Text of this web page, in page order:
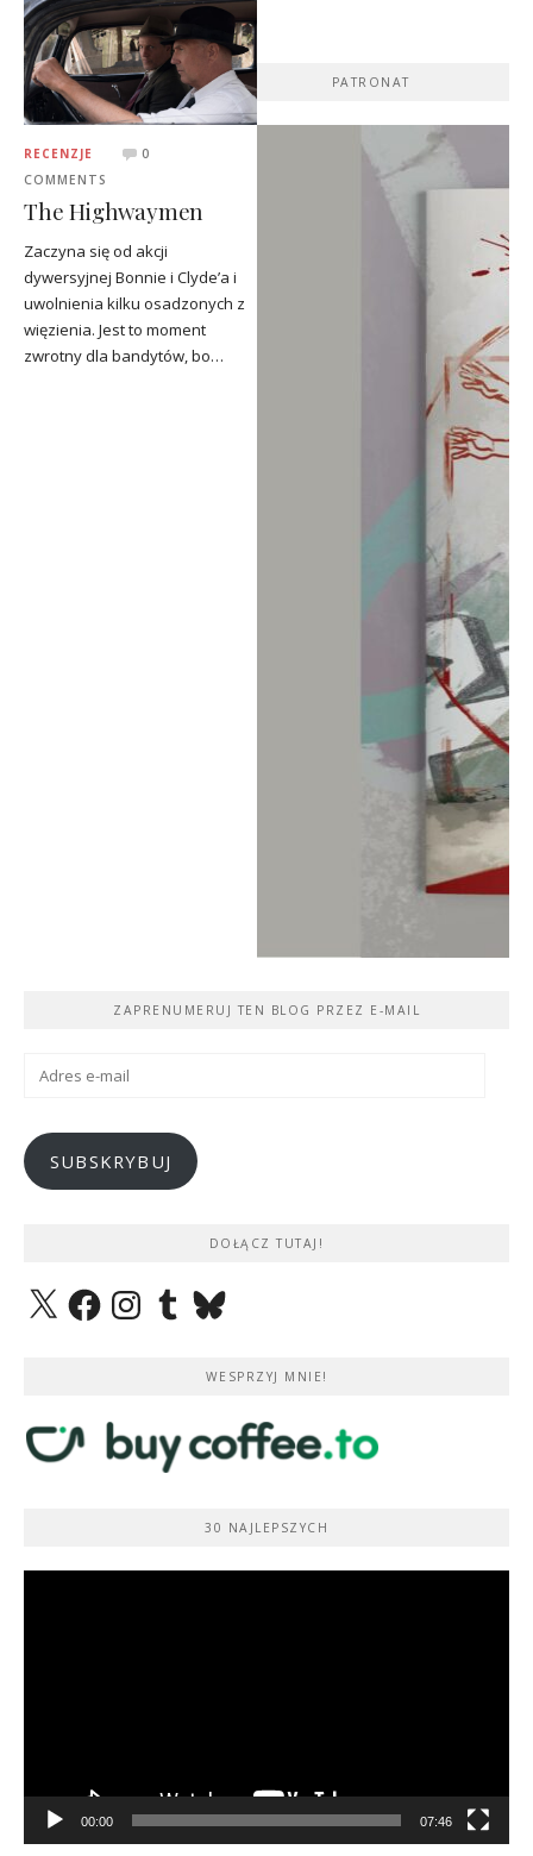
RECENZJE
0
COMMENTS
The Highwaymen
Zaczyna się od akcji
dywersyjnej Bonnie i Clyde’a i
uwolnienia kilku osadzonych z
więzienia. Jest to moment
zwrotny dla bandytów, bo…
PATRONAT
ZAPRENUMERUJ TEN BLOG PRZEZ E-MAIL
Adres
SUBSKRYBUJ
DOŁĄCZ TUTAJ!
X FacebookInstagramTumblrBluesky
WESPRZYJ MNIE!
30 NAJLEPSZYCH
00:00 07:46